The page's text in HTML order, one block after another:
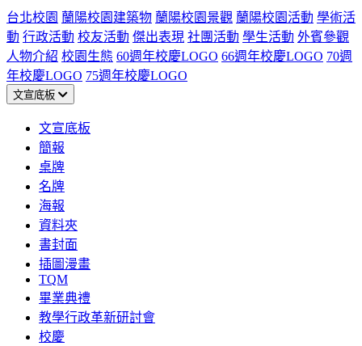
台北校園 蘭陽校園建築物 蘭陽校園景觀 蘭陽校園活動 學術活
動 行政活動 校友活動 傑出表現 社團活動 學生活動 外賓參觀
人物介紹 校園生態 60週年校慶LOGO 66週年校慶LOGO 70週
年校慶LOGO 75週年校慶LOGO
文宣底板
文宣底板
簡報
桌牌
名牌
海報
資料夾
書封面
插圖漫畫
TQM
畢業典禮
教學行政革新研討會
校慶